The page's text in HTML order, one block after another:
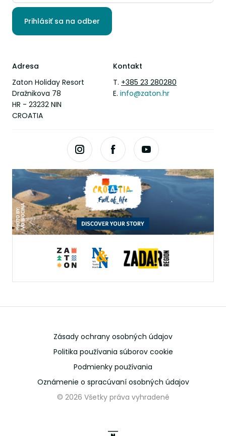
Prihlásiť sa na odber
Adresa
Zaton Holiday Resort
Dražnikova 78
HR - 23232 NIN
CROATIA
Kontakt
T. +385 23 280280
E. info@zaton.hr
Zásady ochrany osobných údajov
Politika používania súborov cookie
Podmienky používania
Oznámenie o spracúvaní osobných údajov
© 2026 Všetky práva vyhradené